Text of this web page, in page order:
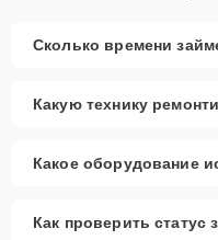
Сколько времени
Какую технику
Какое оборудование
Как проверить статус